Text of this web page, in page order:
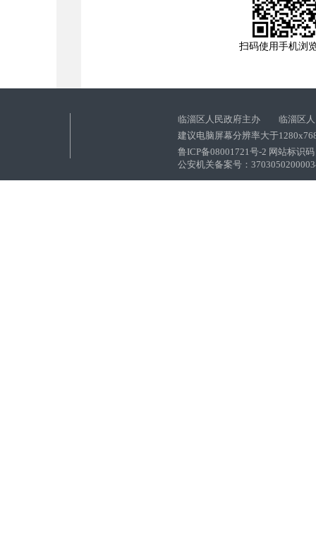
扫码使用手机浏
临淄区人民政府主办 临淄区人
建议电脑屏幕分辨率大于
鲁ICP备08001721号-2 网站标识
公安机关备案号：